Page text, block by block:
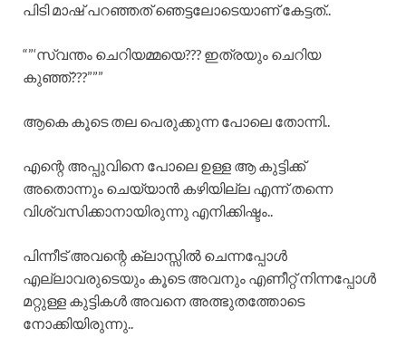
പിടി മാഷ് പറഞ്ഞത് ഞെട്ടലോടെയാണ് കേട്ടത്..
“”‘സ്വന്തം ചെറിയമ്മയെ??? ഇത്രയും ചെറിയ
കുഞ്ഞ്???”””
ആകെ കൂടെ തല പെരുക്കുന്ന പോലെ തോന്നി..
എന്റെ അപ്പുവിനെ പോലെ ഉള്ള ആ കുട്ടിക്ക്
അതൊന്നും ചെയ്യാൻ കഴിയില്ല എന്ന് തന്നെ
വിശ്വസിക്കാനായിരുന്നു എനിക്കിഷ്ടം..
പിന്നീട് അവന്റെ ക്ലാസ്സിൽ ചെന്നപ്പോൾ
എല്ലാവരുടെയും കൂടെ അവനും എണീറ്റ് നിന്നപ്പോൾ
മറ്റുള്ള കുട്ടികൾ അവനെ അത്ഭുതത്തോടെ
നോക്കിയിരുന്നു..